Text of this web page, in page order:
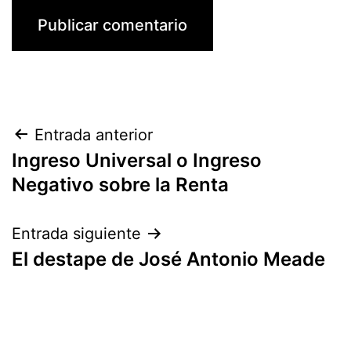
Navegación
de
Entrada anterior
Ingreso Universal o Ingreso
Negativo sobre la Renta
Entrada siguiente
El destape de José Antonio Meade